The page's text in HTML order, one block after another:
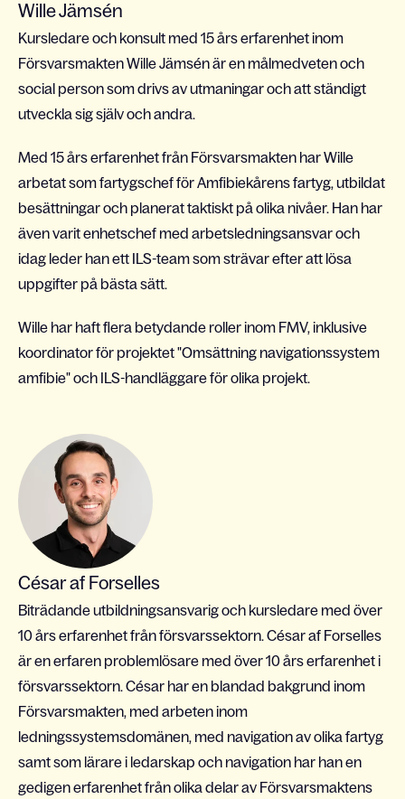
Wille Jämsén
Kursledare och konsult med 15 års erfarenhet inom
Försvarsmakten Wille Jämsén är en målmedveten och
social person som drivs av utmaningar och att ständigt
utveckla sig själv och andra.
Med 15 års erfarenhet från Försvarsmakten har Wille
arbetat som fartygschef för Amfibiekårens fartyg, utbildat
besättningar och planerat taktiskt på olika nivåer. Han har
även varit enhetschef med arbetsledningsansvar och
idag leder han ett ILS-team som strävar efter att lösa
uppgifter på bästa sätt.
Wille har haft flera betydande roller inom FMV, inklusive
koordinator för projektet "Omsättning navigationssystem
amfibie" och ILS-handläggare för olika projekt.
César af Forselles
Biträdande utbildningsansvarig och kursledare med över
10 års erfarenhet från försvarssektorn. César af Forselles
är en erfaren problemlösare med över 10 års erfarenhet i
försvarssektorn. César har en blandad bakgrund inom
Försvarsmakten, med arbeten inom
ledningssystemsdomänen, med navigation av olika fartyg
samt som lärare i ledarskap och navigation har han en
gedigen erfarenhet från olika delar av Försvarsmaktens